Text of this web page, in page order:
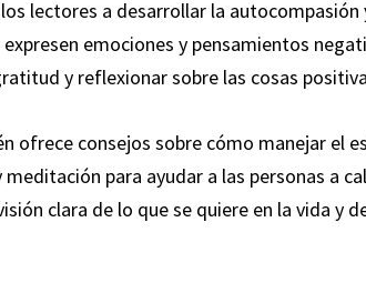
lectores a desarrollar la
emociones y pensamientos
y reflexionar sobre las cosas
consejos sobre cómo manejar el
para ayudar a las personas a
clara de lo que se quiere en la vida y